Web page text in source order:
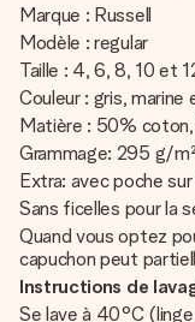
Marque : Russell
Modèle : regular
Taille : 4, 6, 8, 10 et
Couleur : gris, marine
Matière : 50%
Grammage: 295 g/m²
Extra: avec poche
Sans ficelles pour la
Quand vous optez
capuchon peut
Instructions de
Se lave à 40°C